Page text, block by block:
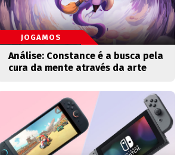
JOGAMOS
Análise: Constance é a busca pela
cura da mente através da arte